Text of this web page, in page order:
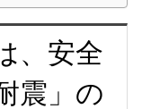
、安全
震」の